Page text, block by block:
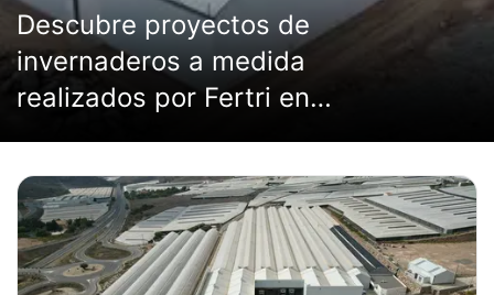
Descubre proyectos de
invernaderos a medida
realizados por Fertri en
España y otros países.
Soluciones adaptadas a
cada cultivo, clima y
terreno.